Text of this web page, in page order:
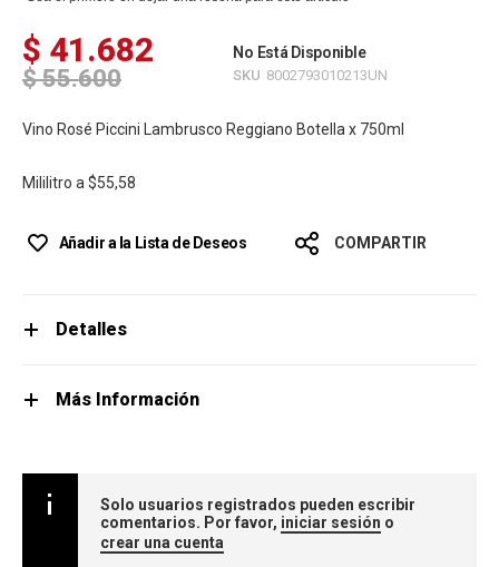
$ 41.682
$ 55.600
No Está Disponible
SKU 8002793010213UN
Vino Rosé Piccini Lambrusco Reggiano Botella x 750ml
Mililitro a $55,58
Añadir a la Lista de Deseos COMPARTIR
Detalles
Más Información
Solo usuarios registrados pueden escribir
comentarios. Por favor, iniciar sesión o
crear una cuenta